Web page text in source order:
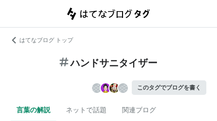
はてなブログ トップ
ハンドサニタイザー
このタグでブログを書く
言葉の解説 ネットで話題 関連ブログ